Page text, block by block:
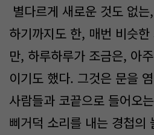
별다르게 새로운 것도 없
하기까지도 한, 매번 비슷
만, 하루하루가 조금은, 아
이기도 했다. 그것은 문을
사람들과 코끝으로 들어오
삐거덕 소리를 내는 경첩의